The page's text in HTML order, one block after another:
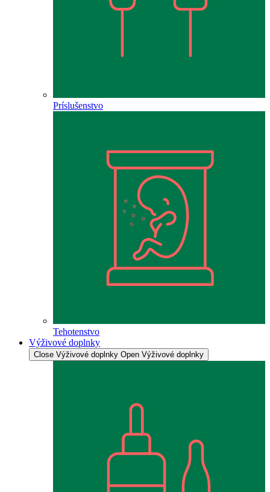
Príslušenstvo
Tehotenstvo
Výživové doplnky
Close Výživové doplnky Open Výživové doplnky